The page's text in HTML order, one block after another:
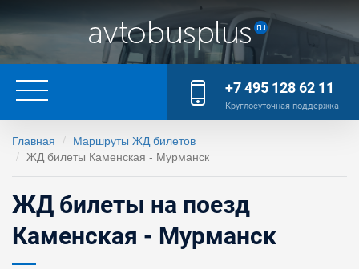
+7 495 128 62 11
Круглосуточная поддержка
Главная
Маршруты ЖД билетов
ЖД билеты Каменская - Мурманск
ЖД билеты на поезд
Каменская - Мурманск